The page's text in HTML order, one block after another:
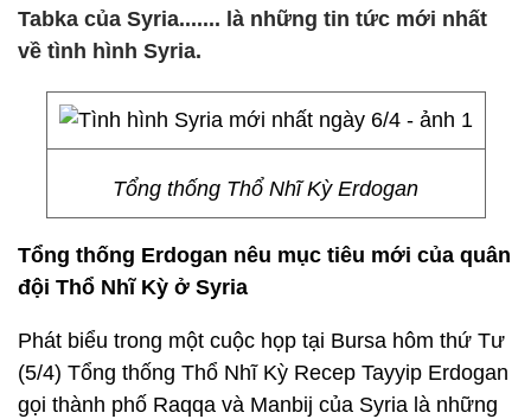
Tabka của Syria....... là những tin tức mới nhất
về tình hình Syria.
Tổng thống Thổ Nhĩ Kỳ Erdogan
Tổng thống Erdogan nêu mục tiêu mới của quân
đội Thổ Nhĩ Kỳ ở Syria
Phát biểu trong một cuộc họp tại Bursa hôm thứ Tư
(5/4) Tổng thống Thổ Nhĩ Kỳ Recep Tayyip Erdogan
gọi thành phố Raqqa và Manbij của Syria là những